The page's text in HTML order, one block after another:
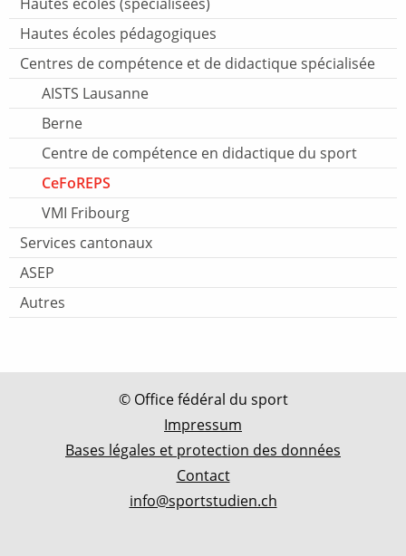
Hautes écoles pédagogiques
Centres de compétence et de didactique spécialisée
AISTS Lausanne
Berne
Centre de compétence en didactique du sport
CeFoREPS
VMI Fribourg
Services cantonaux
ASEP
Autres
© Office fédéral du sport
Impressum
Bases légales et protection des données
Contact
info@sportstudien.ch